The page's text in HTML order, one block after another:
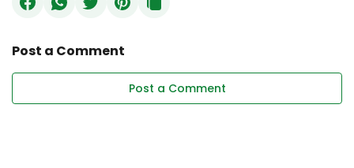
Post a Comment
Post a Comment